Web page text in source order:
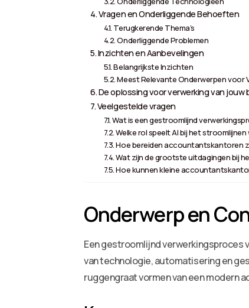
Vragen en Onderliggende Behoeften
Terugkerende Thema’s
Onderliggende Problemen
Inzichten en Aanbevelingen
Belangrijkste Inzichten
Meest Relevante Onderwerpen voor
De oplossing voor verwerking van jouw
Veelgestelde vragen
Wat is een gestroomlijnd
Welke rol speelt AI bij het
Hoe bereiden accountantskantoren
Wat zijn de grootste uitdagingen bij
Hoe kunnen kleine
Onderwerp en
Een gestroomlijnd verwerkingsproces
van technologie, automatisering en
ruggengraat vormen van een modern